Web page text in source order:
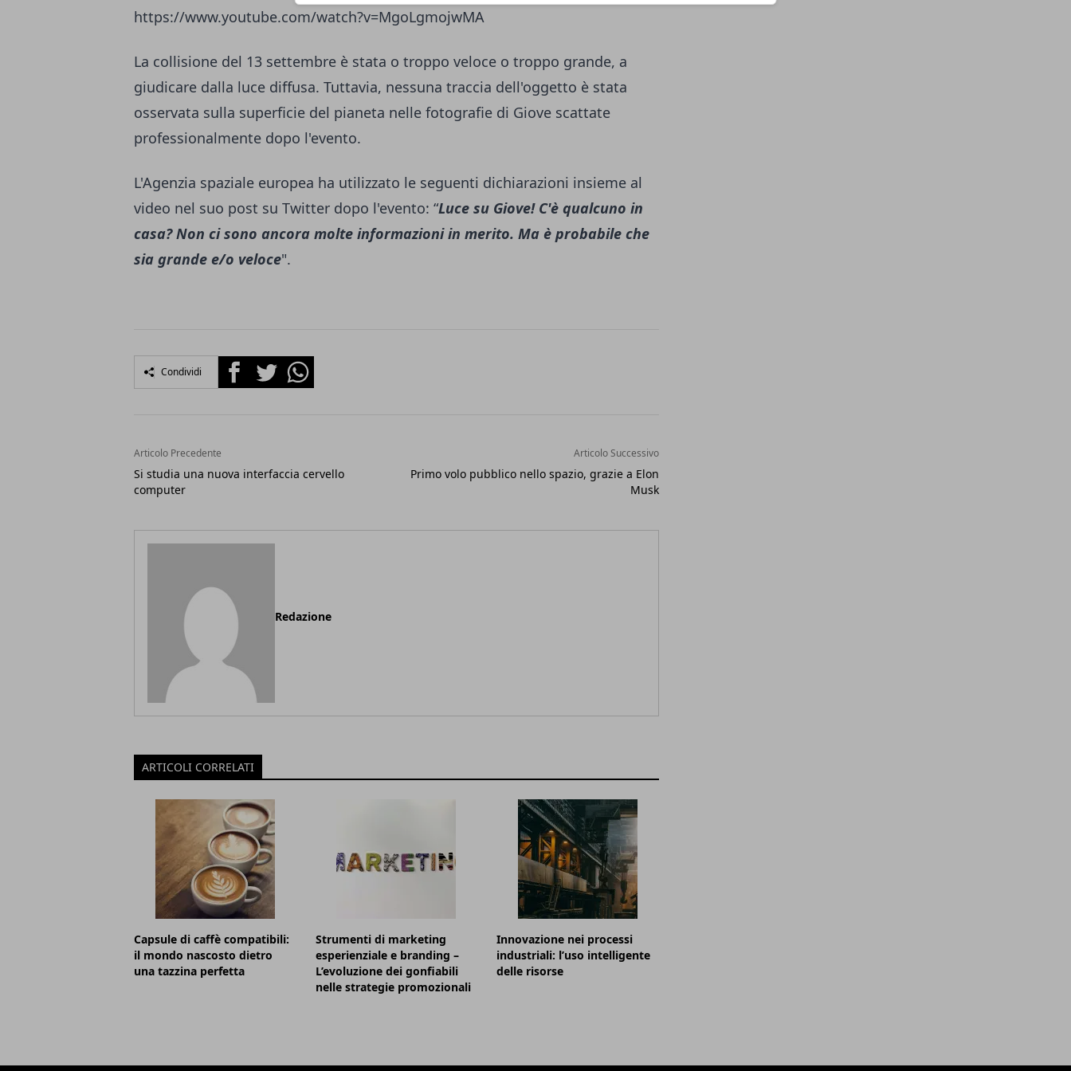
https://www.youtube.com/watch?v=MgoLgmojwMA
La collisione del 13 settembre è stata o troppo veloce o troppo grande, a
giudicare dalla luce diffusa. Tuttavia, nessuna traccia dell'oggetto è stata
osservata sulla superficie del pianeta nelle fotografie di Giove scattate
professionalmente dopo l'evento.
L'Agenzia spaziale europea ha utilizzato le seguenti dichiarazioni insieme al
video nel suo post su Twitter dopo l'evento: “Luce su Giove! C'è qualcuno in
casa? Non ci sono ancora molte informazioni in merito. Ma è probabile che
sia grande e/o veloce".
Condividi FacebookTwitterWhatsapp
Articolo Precedente
Si studia una nuova interfaccia cervello
computer
Articolo Successivo
Primo volo pubblico nello spazio, grazie a Elon
Musk
Redazione
ARTICOLI CORRELATI
Capsule di caffè compatibili:
il mondo nascosto dietro
una tazzina perfetta
Strumenti di marketing
esperienziale e branding –
L’evoluzione dei gonfiabili
nelle strategie promozionali
Innovazione nei processi
industriali: l’uso intelligente
delle risorse